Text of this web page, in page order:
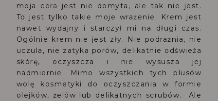
moja cera jest nie domyta, ale tak nie jest.
To jest tylko takie moje wrażenie. Krem jest
nawet wydajny i starczył mi na długi czas.
Ogólnie krem nie jest zły. Nie podrażnia, nie
uczula, nie zatyka porów, delikatnie odświeża
skórę, oczyszcza i nie wysusza jej
nadmiernie. Mimo wszystkich tych plusów
wolę kosmetyki do oczyszczania w formie
olejków, żelów lub delikatnych scrubów. Ale